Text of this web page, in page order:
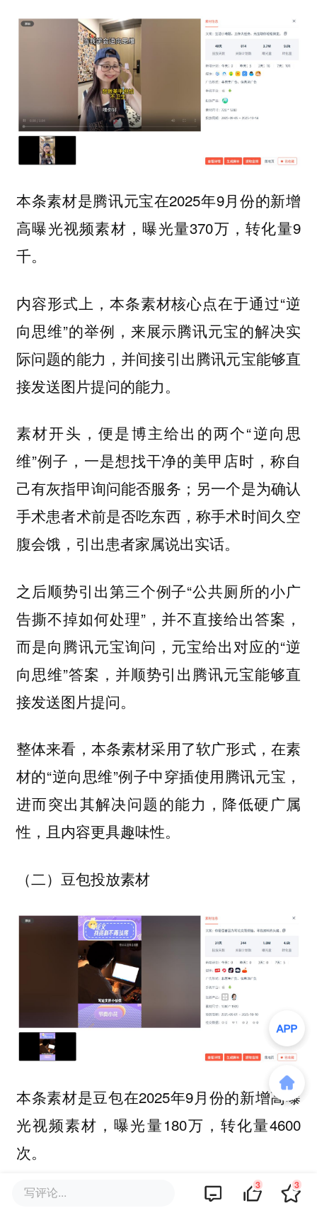
本条素材是腾讯元宝在2025年9月份的新增
高曝光视频素材，曝光量370万，转化量9
千。
内容形式上，本条素材核心点在于通过“逆
向思维”的举例，来展示腾讯元宝的解决实
际问题的能力，并间接引出腾讯元宝能够直
接发送图片提问的能力。
素材开头，便是博主给出的两个“逆向思
维”例子，一是想找干净的美甲店时，称自
己有灰指甲询问能否服务；另一个是为确认
手术患者术前是否吃东西，称手术时间久空
腹会饿，引出患者家属说出实话。
之后顺势引出第三个例子“公共厕所的小广
告撕不掉如何处理”，并不直接给出答案，
而是向腾讯元宝询问，元宝给出对应的“逆
向思维”答案，并顺势引出腾讯元宝能够直
接发送图片提问。
整体来看，本条素材采用了软广形式，在素
材的“逆向思维”例子中穿插使用腾讯元宝，
进而突出其解决问题的能力，降低硬广属
性，且内容更具趣味性。
（二）豆包投放素材
本条素材是豆包在2025年9月份的新增高曝
光视频素材，曝光量180万，转化量4600
次。
内容形式上，该条素材以“写论文”为核心，
写评论... 3 3